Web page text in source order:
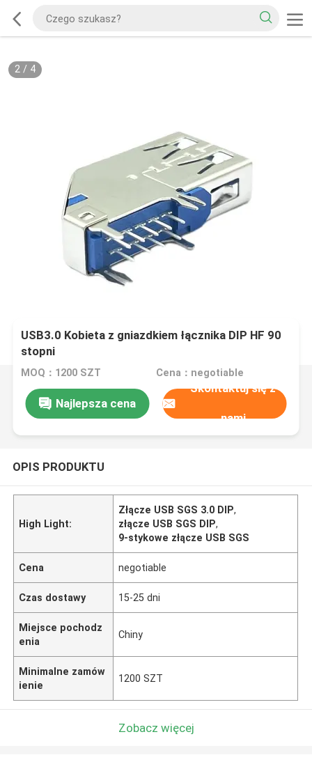
2/ 4
USB3.0 Kobieta z gniazdkiem łącznika DIP HF 90
stopni
MOQ：1200 SZT Cena：negotiable
Najlepsza cena
Skontaktuj się z
nami
OPIS PRODUKTU
High Light:
Złącze USB SGS 3.0 DIP,
złącze USB SGS DIP,
9-stykowe złącze USB SGS
Cena negotiable
Czas dostawy 15-25 dni
Miejsce pochodz
enia
Chiny
Minimalne zamów
ienie
1200 SZT
Zobacz więcej